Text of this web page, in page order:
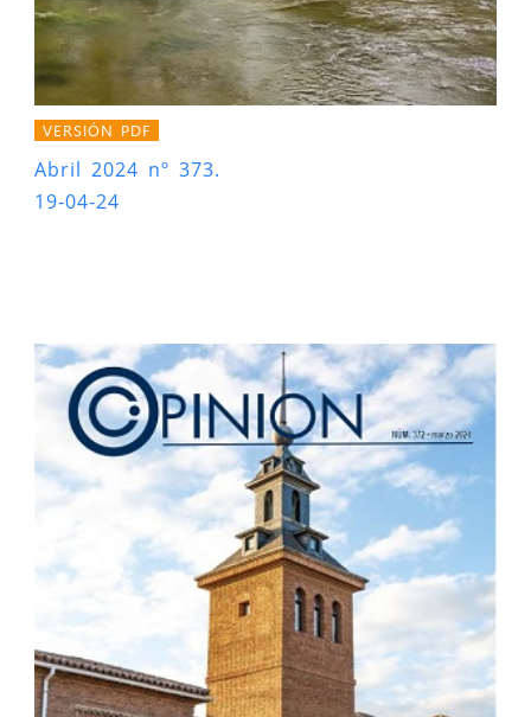
VERSIÓN PDF
Abril 2024 nº 373.
19-04-24